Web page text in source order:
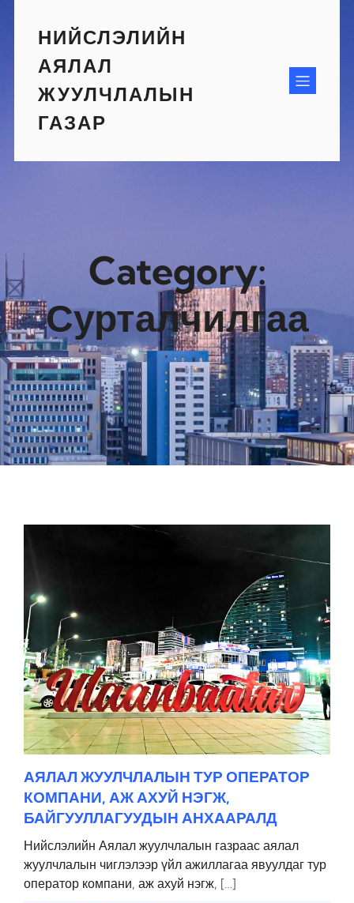
contentНИЙСЛЭЛИЙН
АЯЛАЛ
ЖУУЛЧЛАЛЫН
ГАЗАР
Category:
Сурталчилгаа
АЯЛАЛ ЖУУЛЧЛАЛЫН ТУР ОПЕРАТОР
КОМПАНИ, АЖ АХУЙ НЭГЖ,
БАЙГУУЛЛАГУУДЫН АНХААРАЛД
Нийслэлийн Аялал жуулчлалын газраас аялал
жуулчлалын чиглэлээр үйл ажиллагаа явуулдаг тур
оператор компани, аж ахуй нэгж, […]